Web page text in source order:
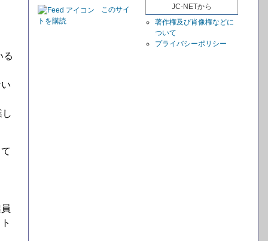
る
このサイ
トを購読
JC-NETから
著作権及び肖像権などに
ついて
プライバシーポリシー